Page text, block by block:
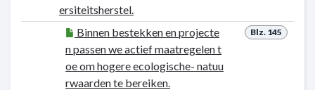
ersiteitsherstel.
Blz. 145
Binnen bestekken en projecte
n passen we actief maatregelen t
oe om hogere ecologische- natuu
rwaarden te bereiken.